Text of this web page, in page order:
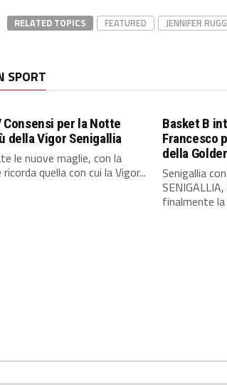
RELATED TOPICS FEATURED JENNIFER
SPORT
Consensi per la Notte
della Vigor Senigallia
le nuove maglie, con la
quella con cui la Vigor...
Basket B
Francesco
della
Senigallia
finalmente